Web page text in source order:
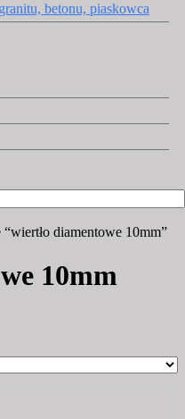
betonu, piaskowca
diamentowe 10mm”
10mm